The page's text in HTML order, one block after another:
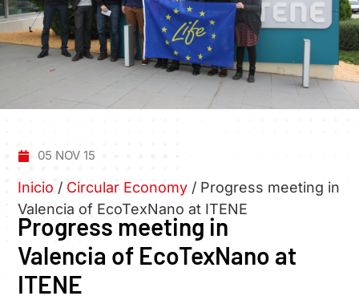
05 NOV 15
Inicio / Circular Economy / Progress meeting in
Valencia of EcoTexNano at ITENE
Progress meeting in
Valencia of EcoTexNano at
ITENE